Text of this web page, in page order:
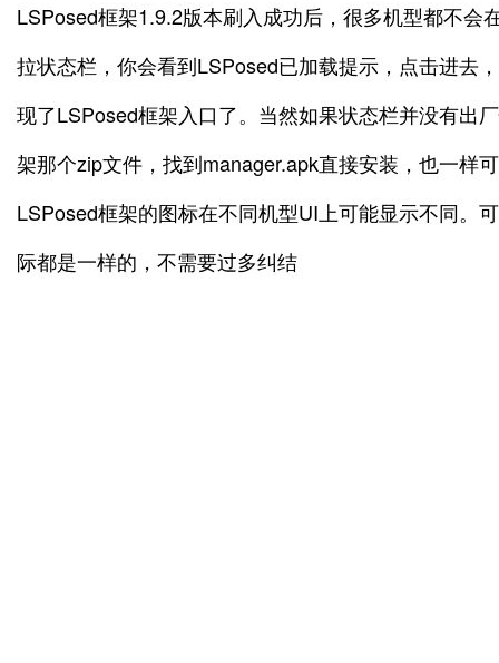
LSPosed框架1.9.2版本刷入成功后，很多机型都不会
拉状态栏，你会看到LSPosed已加载提示，点击进去
现了LSPosed框架入口了。当然如果状态栏并没有出
架那个zip文件，找到manager.apk直接安装，也一样
LSPosed框架的图标在不同机型UI上可能显示不同。
际都是一样的，不需要过多纠结